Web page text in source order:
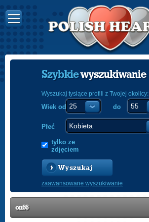
Szybkiewyszukiwanie
Wyszukaj tysiące profili z Twojej okolicy:
Wiek od do
Płeć
tylko ze
zdjęciem
Wyszukaj
zaawansowane wyszukiwanie
on66